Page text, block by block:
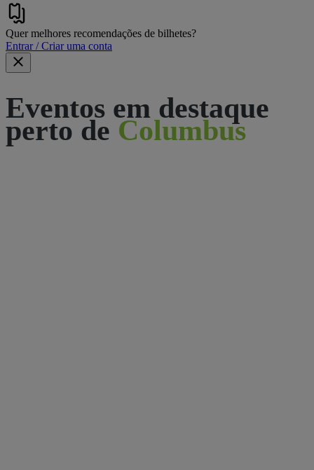
Quer melhores recomendações de bilhetes?
Entrar / Criar uma conta
Eventos em destaque
perto de Columbus